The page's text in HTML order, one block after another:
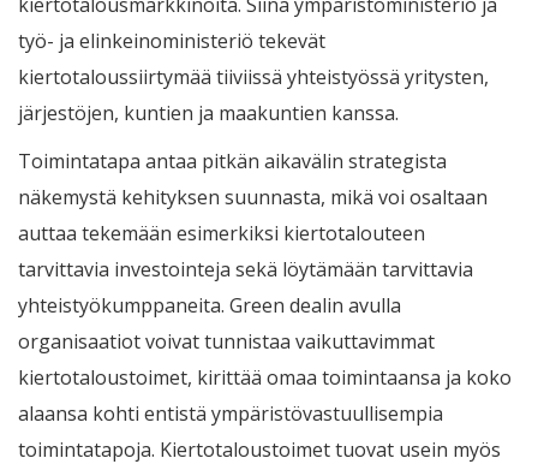
työ- ja elinkeinoministeriö tekevät
kiertotaloussiirtymää tiiviissä yhteistyössä yritysten,
järjestöjen, kuntien ja maakuntien kanssa.
Toimintatapa antaa pitkän aikavälin strategista
näkemystä kehityksen suunnasta, mikä voi osaltaan
auttaa tekemään esimerkiksi kiertotalouteen
tarvittavia investointeja sekä löytämään tarvittavia
yhteistyökumppaneita. Green dealin avulla
organisaatiot voivat tunnistaa vaikuttavimmat
kiertotaloustoimet, kirittää omaa toimintaansa ja koko
alaansa kohti entistä ympäristövastuullisempia
toimintatapoja. Kiertotaloustoimet tuovat usein myös